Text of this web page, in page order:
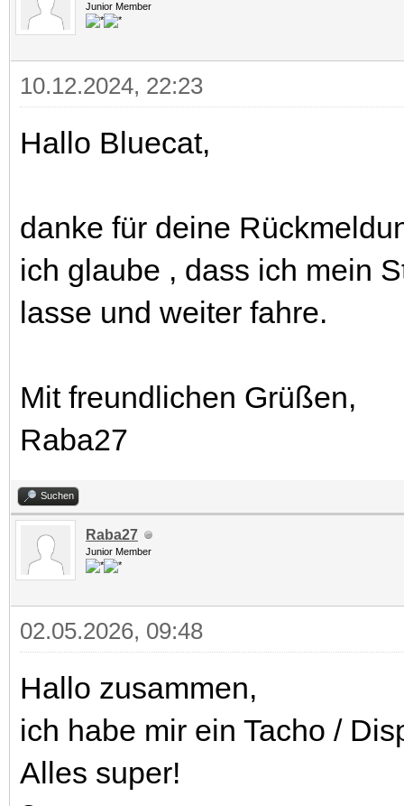
Junior Member
10.12.2024, 22:23
Hallo Bluecat,
danke für deine
ich glaube , dass ich mein
lasse und weiter fahre.
Mit freundlichen Grüßen,
Raba27
Suchen
Raba27
Junior Member
02.05.2026, 09:48
Hallo zusammen,
ich habe mir ein Tacho /
Alles super!